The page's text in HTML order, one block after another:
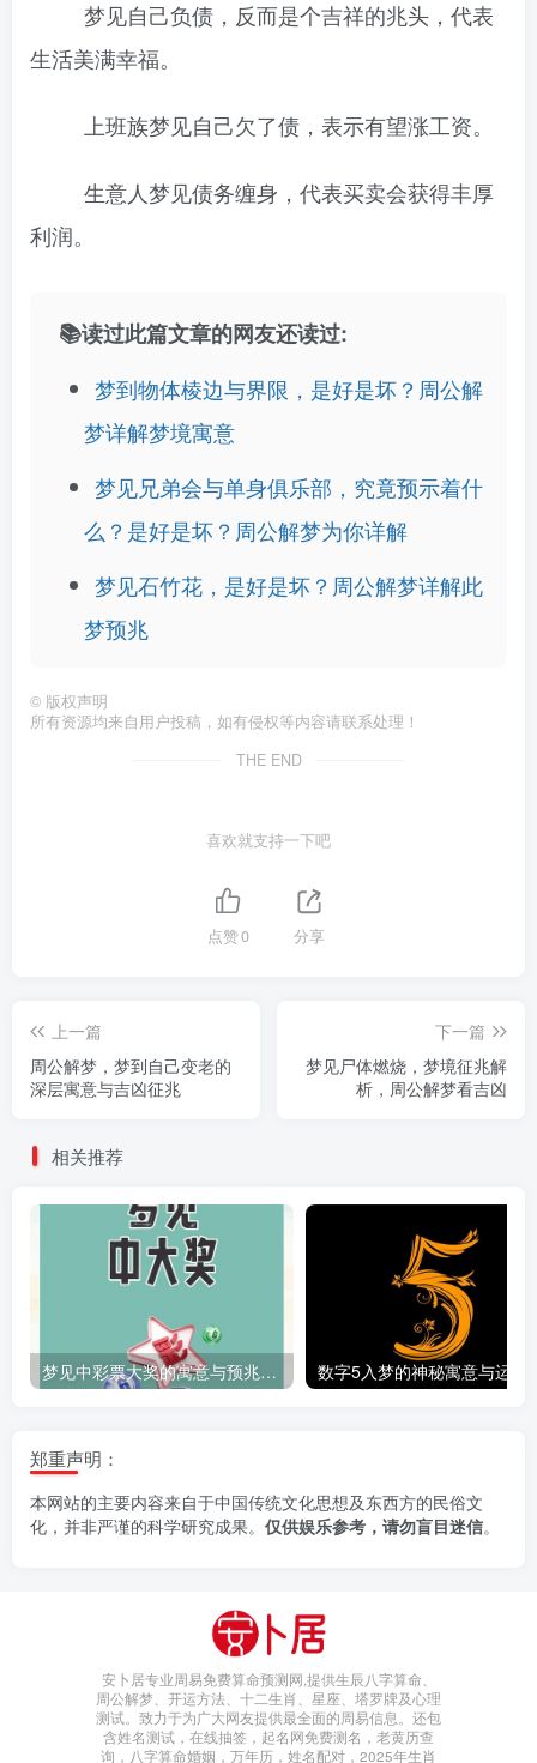
梦见自己负债，反而是个吉祥的兆头，代表
生活美满幸福。
上班族梦见自己欠了债，表示有望涨工资。
生意人梦见债务缠身，代表买卖会获得丰厚
利润。
📚读过此篇文章的网友还读过:
梦到物体棱边与界限，是好是坏？周公解
梦详解梦境寓意
梦见兄弟会与单身俱乐部，究竟预示着什
么？是好是坏？周公解梦为你详解
梦见石竹花，是好是坏？周公解梦详解此
梦预兆
© 版权声明
所有资源均来自用户投稿，如有侵权等内容请联系处理！
THE END
喜欢就支持一下吧
点赞0 分享
上一篇
周公解梦，梦到自己变老的
深层寓意与吉凶征兆
下一篇
梦见尸体燃烧，梦境征兆解
析，周公解梦看吉凶
相关推荐
梦见中彩票大奖的寓意与预兆解析
郑重声明：
本网站的主要内容来自于中国传统文化思想及东西方的民俗文
化，并非严谨的科学研究成果。 仅供娱乐参考，请勿盲目迷信。
安卜居专业周易免费算命预测网,提供生辰八字算命、
周公解梦、开运方法、十二生肖、星座、塔罗牌及心理
测试。致力于为广大网友提供最全面的周易信息。还包
含姓名测试，在线抽签，起名网免费测名，老黄历查
询，八字算命婚姻，万年历，姓名配对，2025年生肖